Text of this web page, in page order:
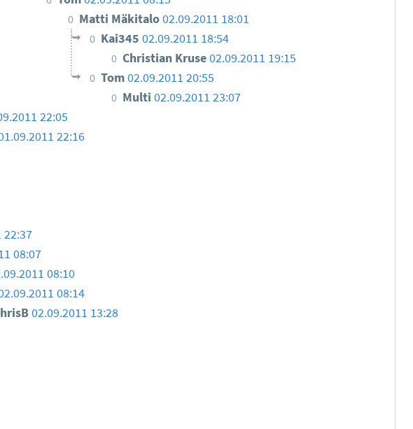
0 Matti Mäkitalo02.09.2011 18:01
0 Kai345 02.09.2011 18:54
0 Christian Kruse02.09.2011 19:15
0 Tom02.09.2011 20:55
0 Multi 02.09.2011 23:07
22:05
22:16
22:37
08:07
08:10
08:14
02.09.2011 13:28